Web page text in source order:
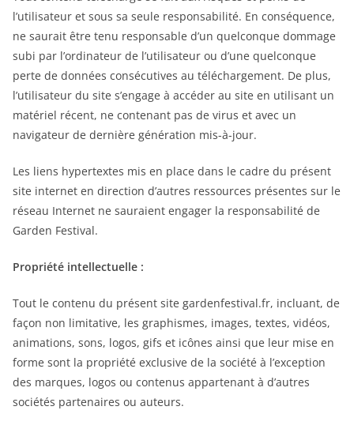
l’utilisateur et sous sa seule responsabilité. En conséquence,
ne saurait être tenu responsable d’un quelconque dommage
subi par l’ordinateur de l’utilisateur ou d’une quelconque
perte de données consécutives au téléchargement. De plus,
l’utilisateur du site s’engage à accéder au site en utilisant un
matériel récent, ne contenant pas de virus et avec un
navigateur de dernière génération mis-à-jour.
Les liens hypertextes mis en place dans le cadre du présent
site internet en direction d’autres ressources présentes sur le
réseau Internet ne sauraient engager la responsabilité de
Garden Festival.
Propriété intellectuelle :
Tout le contenu du présent site gardenfestival.fr, incluant, de
façon non limitative, les graphismes, images, textes, vidéos,
animations, sons, logos, gifs et icônes ainsi que leur mise en
forme sont la propriété exclusive de la société à l’exception
des marques, logos ou contenus appartenant à d’autres
sociétés partenaires ou auteurs.